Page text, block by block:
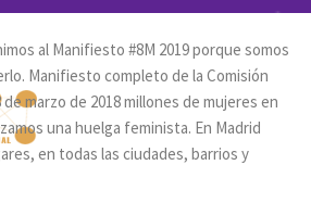
al Manifiesto #8M 2019 porque somos
Manifiesto completo de la Comisión
marzo de 2018 millones de mujeres en
una huelga feminista. En Madrid
en todas las ciudades, barrios y